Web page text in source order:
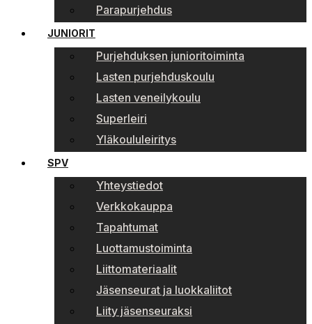
Parapurjehdus
JUNIORIT
Purjehduksen junioritoiminta
Lasten purjehduskoulu
Lasten veneilykoulu
Superleiri
Yläkoululeiritys
SPV
Yhteystiedot
Verkkokauppa
Tapahtumat
Luottamustoiminta
Liittomateriaalit
Jäsenseurat ja luokkaliitot
Liity jäsenseuraksi